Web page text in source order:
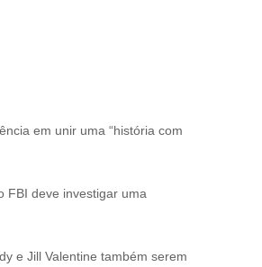
em unir uma “história com
FBI deve investigar uma
e Jill Valentine também serem